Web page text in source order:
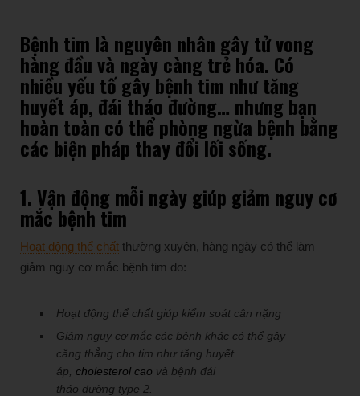
Bệnh tim là nguyên nhân gây tử vong
hàng đầu và ngày càng trẻ hóa. Có
nhiều yếu tố gây bệnh tim như tăng
huyết áp, đái tháo đường… nhưng bạn
hoàn toàn có thể phòng ngừa bệnh bằng
các biện pháp thay đổi lối sống.
1. Vận động mỗi ngày giúp giảm nguy cơ
mắc bệnh tim
Hoạt động thể chất thường xuyên, hàng ngày có thể làm
giảm nguy cơ mắc bệnh tim do:
Hoạt động thể chất giúp kiểm soát cân nặng
Giảm nguy cơ mắc các bệnh khác có thể gây
căng thẳng cho tim như tăng huyết
áp, cholesterol cao và bệnh đái
tháo đường type 2.